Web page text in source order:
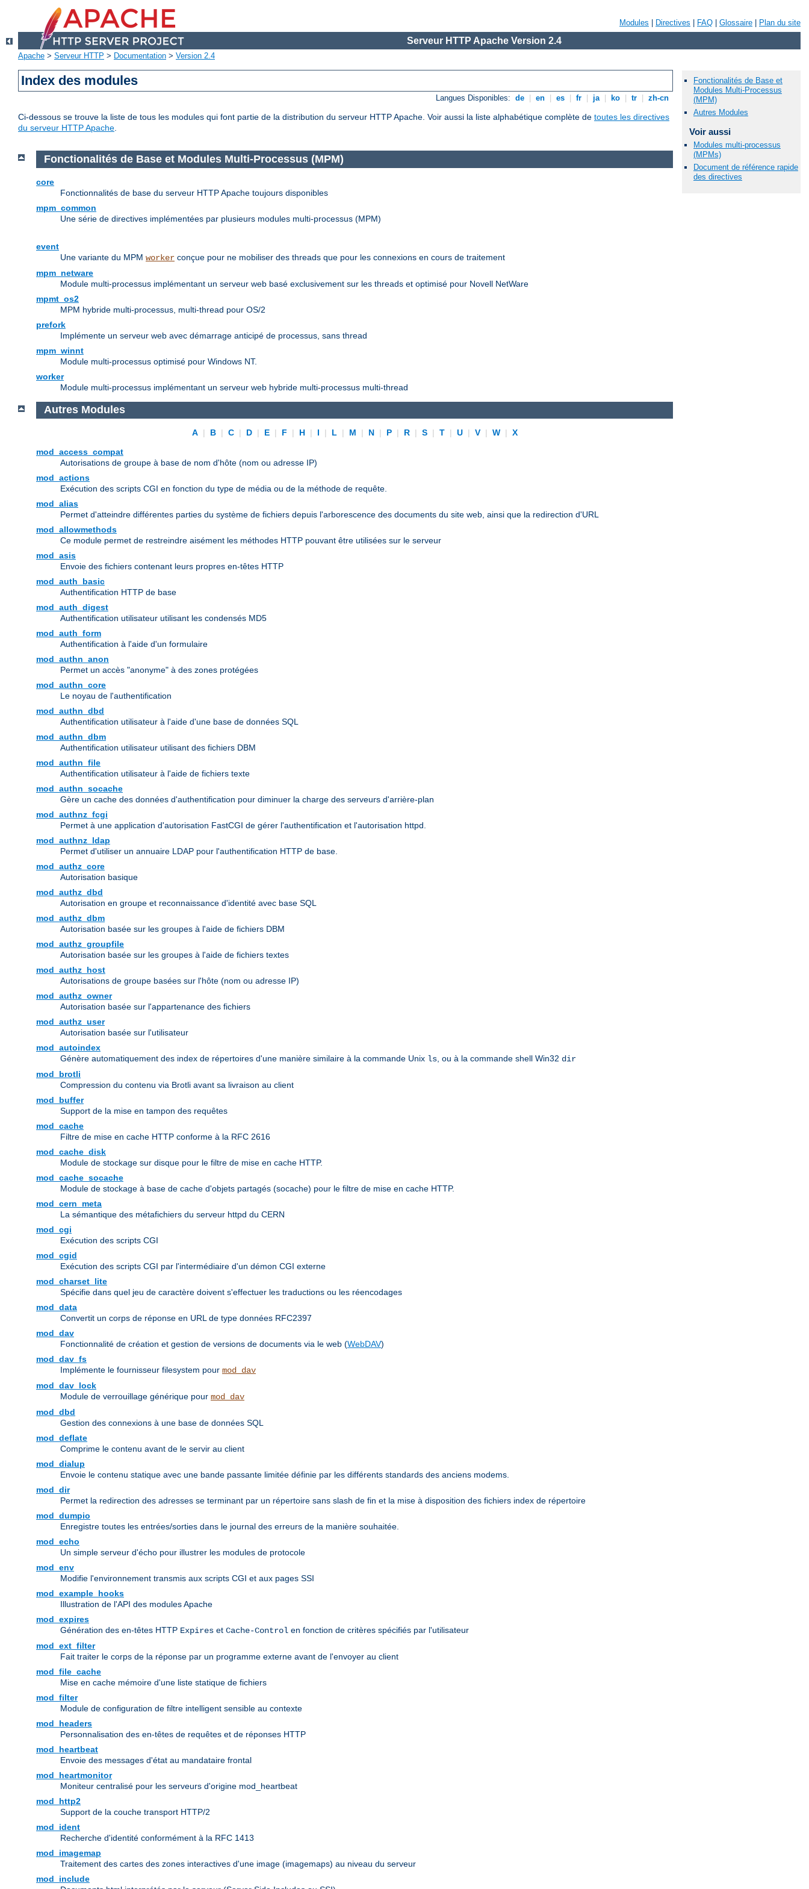
Modules Directives FAQ Glossaire Plan du site
Serveur HTTP Apache Version 2.4
Apache > Serveur HTTP > Documentation > Version 2.4
Index des modules
Langues Disponibles: de en es fr ja ko tr zh-cn
Ci-dessous se trouve la liste de tous les modules qui font partie de la distribution du serveur HTTP Apache. Voir aussi la liste alphabétique complète de toutes les directives
du serveur HTTP Apache.
Fonctionalités de Base et
Modules Multi-Processus
(MPM)
Autres Modules
Voir aussi
Modules multi-processus
(MPMs)
Document de référence rapide
des directives
Fonctionalités de Base et Modules Multi-Processus (MPM)
core
Fonctionnalités de base du serveur HTTP Apache toujours disponibles
mpm_common
Une série de directives implémentées par plusieurs modules multi-processus (MPM)
event
Une variante du MPM worker conçue pour ne mobiliser des threads que pour les connexions en cours de traitement
mpm_netware
Module multi-processus implémentant un serveur web basé exclusivement sur les threads et optimisé pour Novell NetWare
mpmt_os2
MPM hybride multi-processus, multi-thread pour OS/2
prefork
Implémente un serveur web avec démarrage anticipé de processus, sans thread
mpm_winnt
Module multi-processus optimisé pour Windows NT.
worker
Module multi-processus implémentant un serveur web hybride multi-processus multi-thread
Autres Modules
A | B | C | D | E | F | H | I | L | M | N | P | R | S | T | U | V | W |
X
mod_access_compat
Autorisations de groupe à base de nom d'hôte (nom ou adresse IP)
mod_actions
Exécution des scripts CGI en fonction du type de média ou de la méthode de requête.
mod_alias
Permet d'atteindre différentes parties du système de fichiers depuis l'arborescence des documents du site web, ainsi que la redirection d'URL
mod_allowmethods
Ce module permet de restreindre aisément les méthodes HTTP pouvant être utilisées sur le serveur
mod_asis
Envoie des fichiers contenant leurs propres en-têtes HTTP
mod_auth_basic
Authentification HTTP de base
mod_auth_digest
Authentification utilisateur utilisant les condensés MD5
mod_auth_form
Authentification à l'aide d'un formulaire
mod_authn_anon
Permet un accès "anonyme" à des zones protégées
mod_authn_core
Le noyau de l'authentification
mod_authn_dbd
Authentification utilisateur à l'aide d'une base de données SQL
mod_authn_dbm
Authentification utilisateur utilisant des fichiers DBM
mod_authn_file
Authentification utilisateur à l'aide de fichiers texte
mod_authn_socache
Gère un cache des données d'authentification pour diminuer la charge des serveurs d'arrière-plan
mod_authnz_fcgi
Permet à une application d'autorisation FastCGI de gérer l'authentification et l'autorisation httpd.
mod_authnz_ldap
Permet d'utiliser un annuaire LDAP pour l'authentification HTTP de base.
mod_authz_core
Autorisation basique
mod_authz_dbd
Autorisation en groupe et reconnaissance d'identité avec base SQL
mod_authz_dbm
Autorisation basée sur les groupes à l'aide de fichiers DBM
mod_authz_groupfile
Autorisation basée sur les groupes à l'aide de fichiers textes
mod_authz_host
Autorisations de groupe basées sur l'hôte (nom ou adresse IP)
mod_authz_owner
Autorisation basée sur l'appartenance des fichiers
mod_authz_user
Autorisation basée sur l'utilisateur
mod_autoindex
Génère automatiquement des index de répertoires d'une manière similaire à la commande Unix ls , ou à la commande shell Win32 dir
mod_brotli
Compression du contenu via Brotli avant sa livraison au client
mod_buffer
Support de la mise en tampon des requêtes
mod_cache
Filtre de mise en cache HTTP conforme à la RFC 2616
mod_cache_disk
Module de stockage sur disque pour le filtre de mise en cache HTTP.
mod_cache_socache
Module de stockage à base de cache d'objets partagés (socache) pour le filtre de mise en cache HTTP.
mod_cern_meta
La sémantique des métafichiers du serveur httpd du CERN
mod_cgi
Exécution des scripts CGI
mod_cgid
Exécution des scripts CGI par l'intermédiaire d'un démon CGI externe
mod_charset_lite
Spécifie dans quel jeu de caractère doivent s'effectuer les traductions ou les réencodages
mod_data
Convertit un corps de réponse en URL de type données RFC2397
mod_dav
Fonctionnalité de création et gestion de versions de documents via le web (WebDAV)
mod_dav_fs
Implémente le fournisseur filesystem pour mod_dav
mod_dav_lock
Module de verrouillage générique pour mod_dav
mod_dbd
Gestion des connexions à une base de données SQL
mod_deflate
Comprime le contenu avant de le servir au client
mod_dialup
Envoie le contenu statique avec une bande passante limitée définie par les différents standards des anciens modems.
mod_dir
Permet la redirection des adresses se terminant par un répertoire sans slash de fin et la mise à disposition des fichiers index de répertoire
mod_dumpio
Enregistre toutes les entrées/sorties dans le journal des erreurs de la manière souhaitée.
mod_echo
Un simple serveur d'écho pour illustrer les modules de protocole
mod_env
Modifie l'environnement transmis aux scripts CGI et aux pages SSI
mod_example_hooks
Illustration de l'API des modules Apache
mod_expires
Génération des en-têtes HTTP Expires et Cache-Control en fonction de critères spécifiés par l'utilisateur
mod_ext_filter
Fait traiter le corps de la réponse par un programme externe avant de l'envoyer au client
mod_file_cache
Mise en cache mémoire d'une liste statique de fichiers
mod_filter
Module de configuration de filtre intelligent sensible au contexte
mod_headers
Personnalisation des en-têtes de requêtes et de réponses HTTP
mod_heartbeat
Envoie des messages d'état au mandataire frontal
mod_heartmonitor
Moniteur centralisé pour les serveurs d'origine mod_heartbeat
mod_http2
Support de la couche transport HTTP/2
mod_ident
Recherche d'identité conformément à la RFC 1413
mod_imagemap
Traitement des cartes des zones interactives d'une image (imagemaps) au niveau du serveur
mod_include